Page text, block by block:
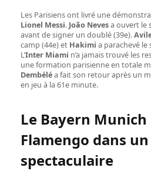
Les Parisiens ont livré une
Lionel Messi. João Nevesa ouvert le
avant de signer un doublé (39e).
camp (44e) et Hakimi a parachevé le
L’Inter Miami n’a jamais trouvé les
une formation parisienne en totale
Dembéléa fait son retour après un
en jeu à la 61e minute.
Le Bayern
Flamengo dans
spectaculaire